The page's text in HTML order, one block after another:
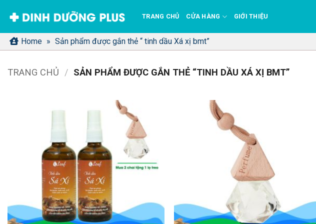
qua
nội
dung
TRANG CHỦ CỬA HÀNG GIỚI THIỆU
Home » Sản phẩm được gắn thẻ “ tinh dầu Xá xị bmt”
TRANG CHỦ / SẢN PHẨM ĐƯỢC GẮN THẺ “TINH DẦU XÁ XỊ BMT”